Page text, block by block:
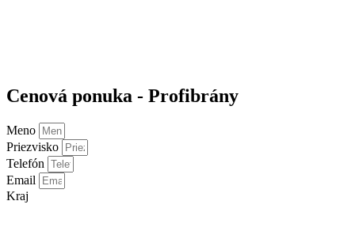
Cenová ponuka - Profibrány
Meno
Priezvisko
Telefón
Email
Kraj